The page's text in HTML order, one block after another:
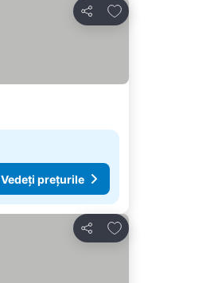
Distribuiți
Adăugaţi la favorite
Vedeți prețurile
Distribuiți
Adăugaţi la favorite